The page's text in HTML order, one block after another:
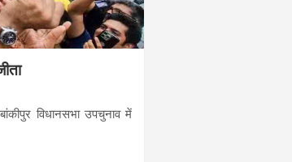
विधानसभा उपचुनाव में